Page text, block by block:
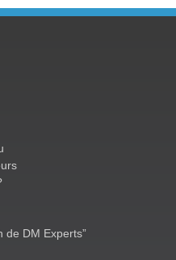
de DM Experts”